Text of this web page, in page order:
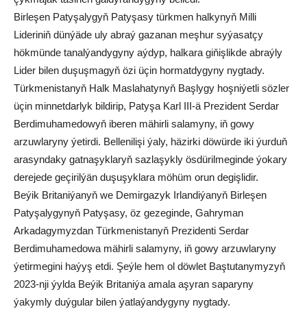
Birleşen Patyşalygyň Patyşasy türkmen halkynyň Milli
Lideriniň dünýäde uly abraý gazanan meşhur syýasatçy
hökmünde tanalýandygyny aýdyp, halkara giňişlikde abraýly
Lider bilen duşuşmagyň özi üçin hormatdygyny nygtady.
Türkmenistanyň Halk Maslahatynyň Başlygy hoşniýetli sözler
üçin minnetdarlyk bildirip, Patyşa Karl III-ä Prezident Serdar
Berdimuhamedowyň iberen mähirli salamyny, iň gowy
arzuwlaryny ýetirdi. Bellenilişi ýaly, häzirki döwürde iki ýurduň
arasyndaky gatnaşyklaryň sazlaşykly ösdürilmeginde ýokary
derejede geçirilýän duşuşyklara möhüm orun degişlidir.
Beýik Britaniýanyň we Demirgazyk Irlandiýanyň Birleşen
Patyşalygynyň Patyşasy, öz gezeginde, Gahryman
Arkadagymyzdan Türkmenistanyň Prezidenti Serdar
Berdimuhamedowa mähirli salamyny, iň gowy arzuwlaryny
ýetirmegini haýyş etdi. Şeýle hem ol döwlet Baştutanymyzyň
2023-nji ýylda Beýik Britaniýa amala aşyran saparyny
ýakymly duýgular bilen ýatlaýandygyny nygtady.